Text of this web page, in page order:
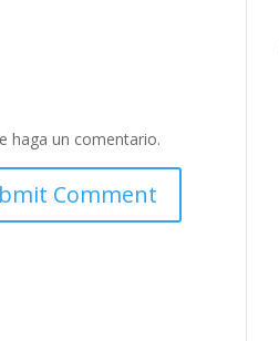
haga un comentario.